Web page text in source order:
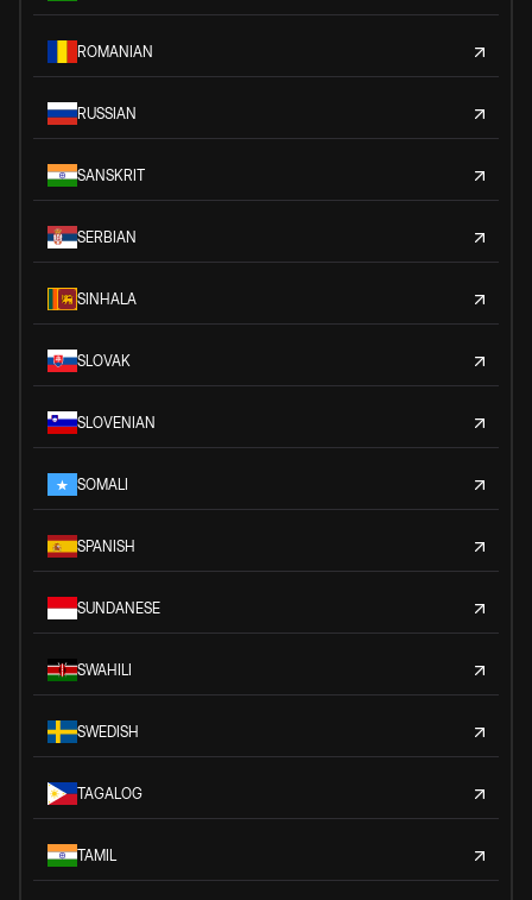
ROMANIAN
RUSSIAN
SANSKRIT
SERBIAN
SINHALA
SLOVAK
SLOVENIAN
SOMALI
SPANISH
SUNDANESE
SWAHILI
SWEDISH
TAGALOG
TAMIL